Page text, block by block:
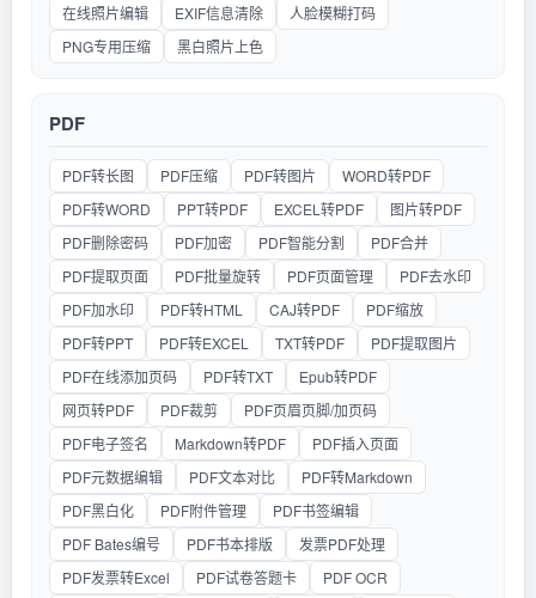
在线照片编辑
EXIF信息清除
人脸模糊打码
PNG专用压缩
黑白照片上色
PDF
PDF转长图 PDF压缩 PDF转图片
WORD转PDF
PDF转WORD
PPT转PDF EXCEL转PDF
图片转PDF
PDF删除密码
PDF加密 PDF智能分割
PDF合并
PDF提取页面
PDF批量旋转 PDF页面管理
PDF去水印
PDF加水印
PDF转HTML CAJ转PDF
PDF缩放
PDF转PPT
PDF转EXCEL TXT转PDF
PDF提取图片
PDF在线添加页码
PDF转TXT
Epub转PDF
网页转PDF
PDF裁剪
PDF页眉页脚/加页码
PDF电子签名
Markdown转PDF
PDF插入页面
PDF元数据编辑
PDF文本对比
PDF转Markdown
PDF黑白化
PDF附件管理
PDF书签编辑
PDF Bates编号
PDF书本排版
发票PDF处理
PDF发票转Excel
PDF试卷答题卡
PDF OCR